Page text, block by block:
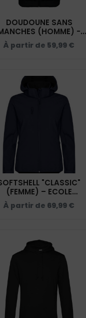
DOUDOUNE SANS
(HOMME) -
D'EQUITATION DU
COQUET- K6113
À partir de 59,99 €
"CLASSIC"
(FEMME) – ECOLE
D'EQUITATION DU
COQUET - 0200917
À partir de 69,99 €